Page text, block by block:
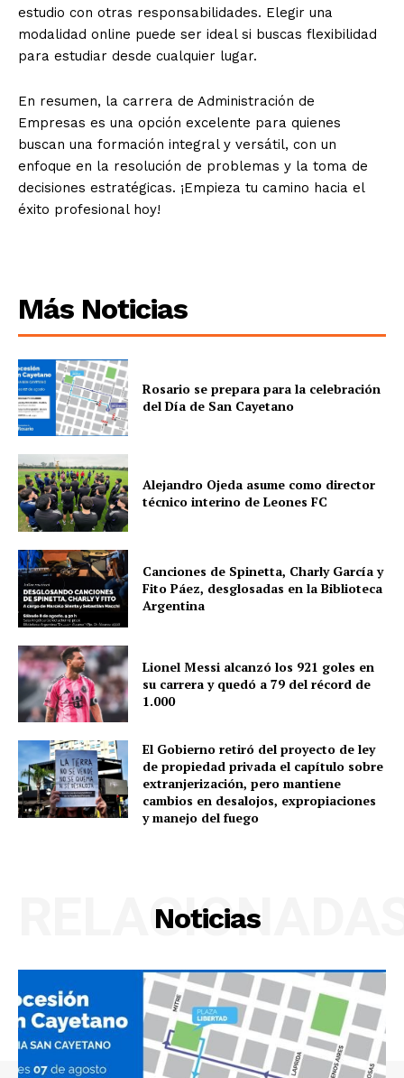
estudio con otras responsabilidades. Elegir una
modalidad online puede ser ideal si buscas flexibilidad
para estudiar desde cualquier lugar.
En resumen, la carrera de Administración de
Empresas es una opción excelente para quienes
buscan una formación integral y versátil, con un
enfoque en la resolución de problemas y la toma de
decisiones estratégicas. ¡Empieza tu camino hacia el
éxito profesional hoy!
Más Noticias
Rosario se prepara para la celebración
del Día de San Cayetano
Alejandro Ojeda asume como director
técnico interino de Leones FC
Canciones de Spinetta, Charly García y
Fito Páez, desglosadas en la Biblioteca
Argentina
Lionel Messi alcanzó los 921 goles en
su carrera y quedó a 79 del récord de
1.000
El Gobierno retiró del proyecto de ley
de propiedad privada el capítulo sobre
extranjerización, pero mantiene
cambios en desalojos, expropiaciones
y manejo del fuego
Noticias